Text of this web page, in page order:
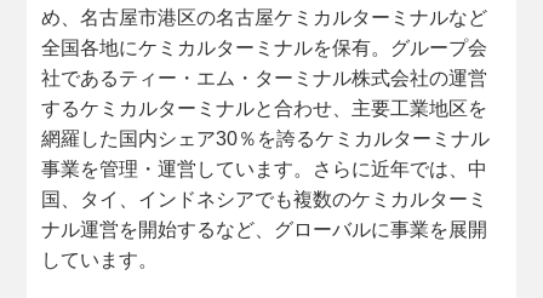
め、名古屋市港区の名古屋ケミカルターミナルなど
全国各地にケミカルターミナルを保有。グループ会
社であるティー・エム・ターミナル株式会社の運営
するケミカルターミナルと合わせ、主要工業地区を
網羅した国内シェア30％を誇るケミカルターミナル
事業を管理・運営しています。さらに近年では、中
国、タイ、インドネシアでも複数のケミカルターミ
ナル運営を開始するなど、グローバルに事業を展開
しています。